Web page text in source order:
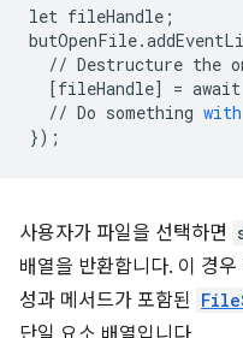
let fileHandle ;
butOpenFile.
// Destructure the
[fileHandle] = await
// Do something with
});
사용자가 파일을 선택하면
배열을 반환합니다. 이 경
성과 메서드가 포함된